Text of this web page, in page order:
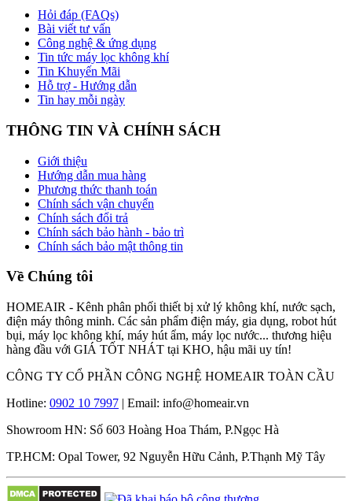
Hỏi đáp (FAQs)
Bài viết tư vấn
Công nghệ & ứng dụng
Tin tức máy lọc không khí
Tin Khuyến Mãi
Hỗ trợ - Hướng dẫn
Tin hay mỗi ngày
THÔNG TIN VÀ CHÍNH SÁCH
Giới thiệu
Hướng dẫn mua hàng
Phương thức thanh toán
Chính sách vận chuyển
Chính sách đổi trả
Chính sách bảo hành - bảo trì
Chính sách bảo mật thông tin
Về Chúng tôi
HOMEAIR - Kênh phân phối thiết bị xử lý không khí, nước sạch,
điện máy thông minh. Các sản phẩm điện máy, gia dụng, robot hút
bụi, máy lọc không khí, máy hút ẩm, máy lọc nước... thương hiệu
hàng đầu với GIÁ TỐT NHÁT tại KHO, hậu mãi uy tín!
CÔNG TY CỔ PHẦN CÔNG NGHỆ HOMEAIR TOÀN CẦU
Hotline: 0902 10 7997 | Email: info@homeair.vn
Showroom HN: Số 603 Hoàng Hoa Thám, P.Ngọc Hà
TP.HCM: Opal Tower, 92 Nguyễn Hữu Cảnh, P.Thạnh Mỹ Tây